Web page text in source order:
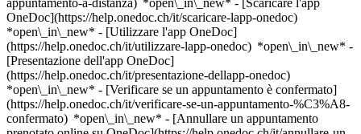
appuntamento-a-distanza) *open\_in\_new* - [Scaricare l'app
OneDoc](https://help.onedoc.ch/it/scaricare-lapp-onedoc)
*open\_in\_new* - [Utilizzare l'app OneDoc]
(https://help.onedoc.ch/it/utilizzare-lapp-onedoc) *open\_in\_new* -
[Presentazione dell'app OneDoc]
(https://help.onedoc.ch/it/presentazione-dellapp-onedoc)
*open\_in\_new* - [Verificare se un appuntamento è confermato]
(https://help.onedoc.ch/it/verificare-se-un-appuntamento-%C3%A8-
confermato) *open\_in\_new* - [Annullare un appuntamento